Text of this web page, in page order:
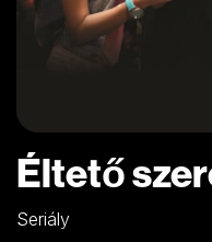
Éltető
Seriály